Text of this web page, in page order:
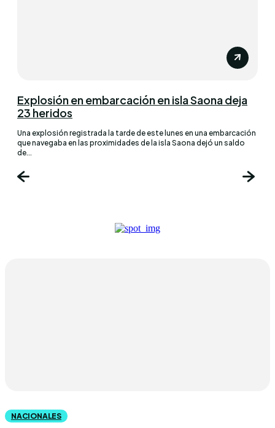
Explosión en embarcación en isla Saona deja
23 heridos
Una explosión registrada la tarde de este lunes en una embarcación
que navegaba en las proximidades de la isla Saona dejó un saldo
de...
NACIONALES